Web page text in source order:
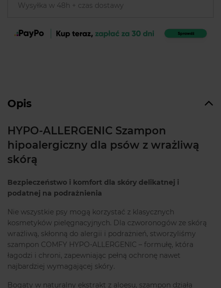
Wysyłka w 48h + czas dostawy
Opis
HYPO-ALLERGENIC Szampon
hipoalergiczny dla psów z wrażliwą
skórą
Bezpieczeństwo i komfort dla skóry delikatnej i
podatnej na podrażnienia
Nie wszystkie psy mogą korzystać z klasycznych
kosmetyków pielęgnacyjnych. Dla czworonogów ze skórą
wrażliwą, skłonną do alergii i podrażnień, stworzyliśmy
szampon COMFY HYPO-ALLERGENIC – formułę, która
łagodzi i chroni, zapewniając pełną ochronę nawet
najbardziej wymagającej skóry.
Bogaty w naturalny ekstrakt z aloesu, szampon działa